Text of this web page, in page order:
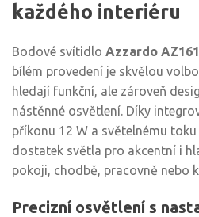
každého interiéru
Bodové svítidlo Azzardo
bílém provedení je skvělou
hledají funkční, ale zároveň
nástěnné osvětlení. Díky
příkonu 12 W a světelnému
dostatek světla pro akcentní i
pokoji, chodbě, pracovně nebo
Precizní osvětlení s